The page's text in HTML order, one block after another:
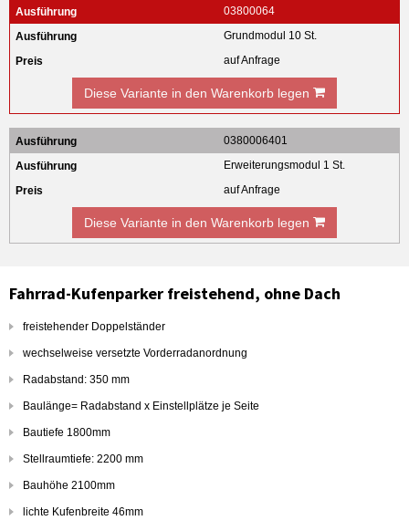
03800064
Grundmodul 10 St.
auf Anfrage
Diese Variante in den Warenkorb legen
0380006401
Erweiterungsmodul 1 St.
auf Anfrage
Diese Variante in den Warenkorb legen
Fahrrad-Kufenparker freistehend, ohne Dach
freistehender Doppelständer
wechselweise versetzte Vorderradanordnung
Radabstand: 350 mm
Baulänge= Radabstand x Einstellplätze je Seite
Bautiefe 1800mm
Stellraumtiefe: 2200 mm
Bauhöhe 2100mm
lichte Kufenbreite 46mm